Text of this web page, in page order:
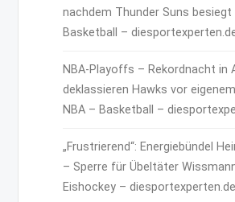
nachdem Thunder Suns besiegt
Basketball –
NBA-Playoffs – Rekordnacht in
deklassieren Hawks vor
NBA – Basketball –
„Frustrierend“: Energiebündel
– Sperre für Übeltäter
Eishockey – diesportexperten.de